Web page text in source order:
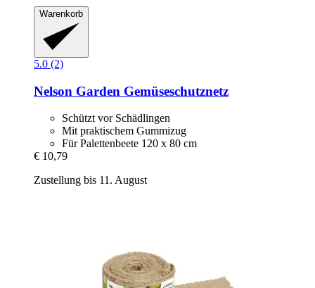
Warenkorb
5.0 (2)
Nelson Garden Gemüseschutznetz
Schützt vor Schädlingen
Mit praktischem Gummizug
Für Palettenbeete 120 x 80 cm
€ 10,79
Zustellung bis 11. August